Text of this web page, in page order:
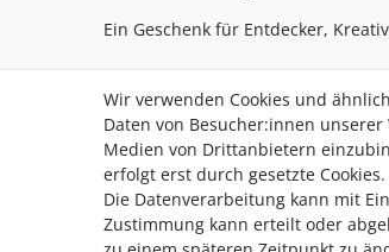
Ein Geschenk für Entdecker,
Zahlung
Versand
Wir verwenden Cookies und
Daten von Besucher:innen
Medien von Drittanbietern
erfolgt erst durch gesetzte
Die Datenverarbeitung kann mit
Zustimmung kann erteilt oder